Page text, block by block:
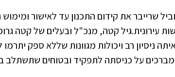
שרייבר את קידום התכנון עד לאישור ומימוש
עירונית.גיל קטה, מנכ"ל ובעלים של קטה
ניסיון רב ויכולות מגוונות שללא ספק
מברכים על כניסתה לתפקיד ובטוחים שתשתלב